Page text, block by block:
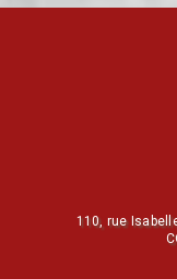
110, rue